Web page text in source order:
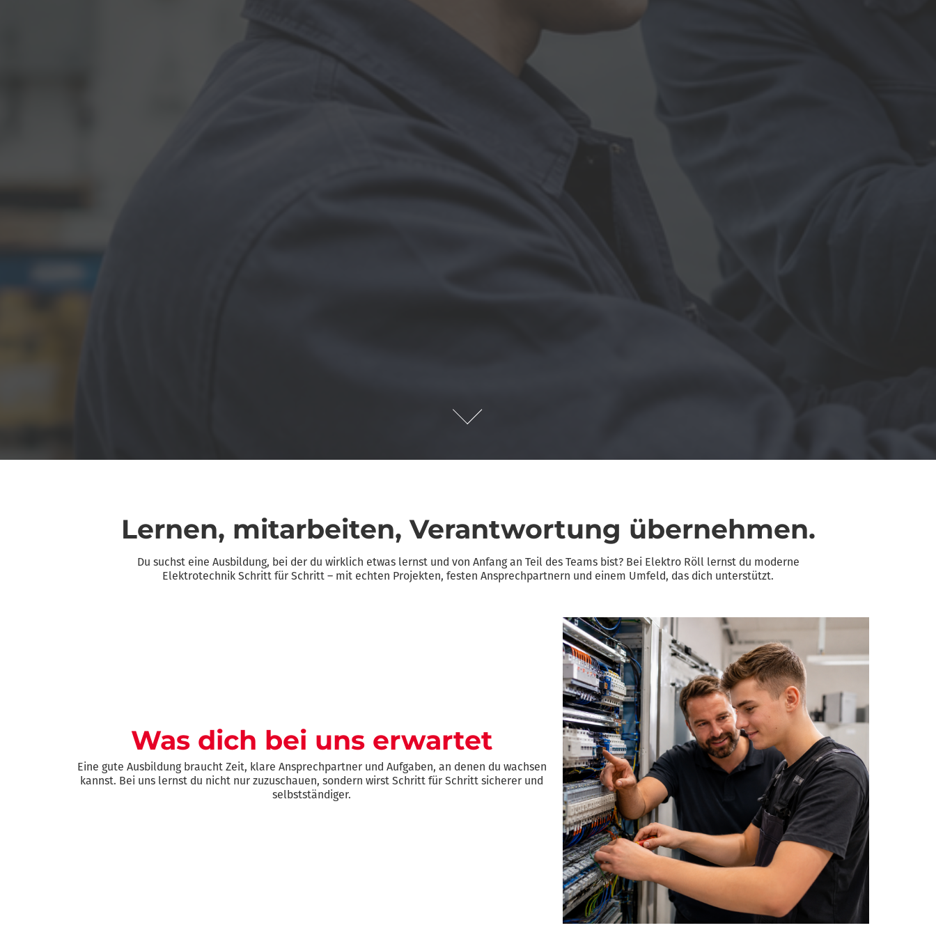
Lernen, mitarbeiten, Verantwortung übernehmen.
Du suchst eine Ausbildung, bei der du wirklich etwas lernst und von Anfang an Teil des Teams bist? Bei Elektro Röll lernst du moderne
Elektrotechnik Schritt für Schritt – mit echten Projekten, festen Ansprechpartnern und einem Umfeld, das dich unterstützt.
Was dich bei uns erwartet
Eine gute Ausbildung braucht Zeit, klare Ansprechpartner und Aufgaben, an denen du wachsen
kannst. Bei uns lernst du nicht nur zuzuschauen, sondern wirst Schritt für Schritt sicherer und
selbstständiger.